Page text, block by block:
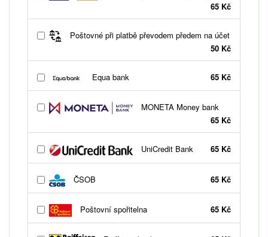
65 Kč
Poštovné při platbě převodem předem na účet
50 Kč
Equa bank 65 Kč
MONETA Money bank
65 Kč
UniCredit Bank 65 Kč
ČSOB 65 Kč
Poštovní spořitelna 65 Kč